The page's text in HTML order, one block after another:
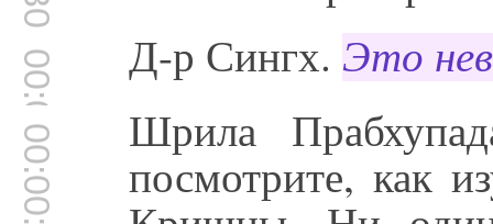
00:00:46 Д-р Сингх. Это
Шрила
посмотрите, как